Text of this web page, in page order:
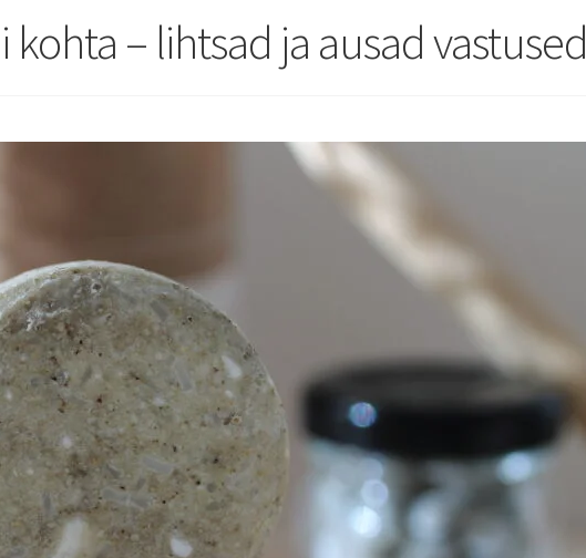
– lihtsad ja ausad vastused